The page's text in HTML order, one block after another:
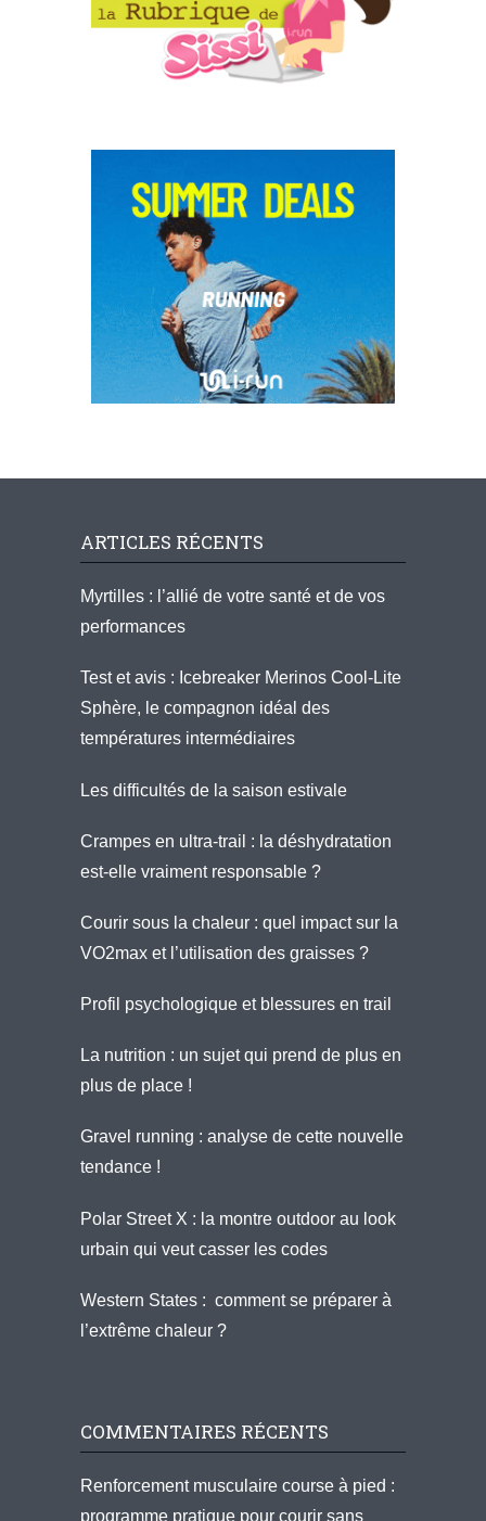
ARTICLES RÉCENTS
Myrtilles : l’allié de votre santé et de vos
performances
Test et avis : Icebreaker Merinos Cool-Lite
Sphère, le compagnon idéal des
températures intermédiaires
Les difficultés de la saison estivale
Crampes en ultra-trail : la déshydratation
est-elle vraiment responsable ?
Courir sous la chaleur : quel impact sur la
VO2max et l’utilisation des graisses ?
Profil psychologique et blessures en trail
La nutrition : un sujet qui prend de plus en
plus de place !
Gravel running : analyse de cette nouvelle
tendance !
Polar Street X : la montre outdoor au look
urbain qui veut casser les codes
Western States : comment se préparer à
l’extrême chaleur ?
COMMENTAIRES RÉCENTS
Renforcement musculaire course à pied :
programme pratique pour courir sans